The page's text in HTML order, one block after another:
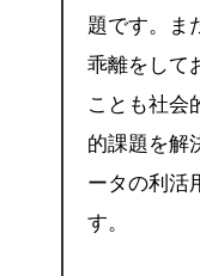
題です。ま
乖離をして
ことも社会
的課題を解
ータの利活
す。